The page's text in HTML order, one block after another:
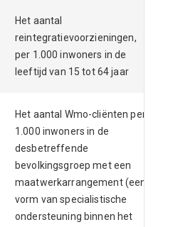
Het aantal
reintegratievoorzieningen,
per 1.000 inwoners in de
leeftijd van 15 tot 64 jaar
Het aantal Wmo-cliënten per
1.000 inwoners in de
desbetreffende
bevolkingsgroep met een
maatwerkarrangement (een
vorm van specialistische
ondersteuning binnen het